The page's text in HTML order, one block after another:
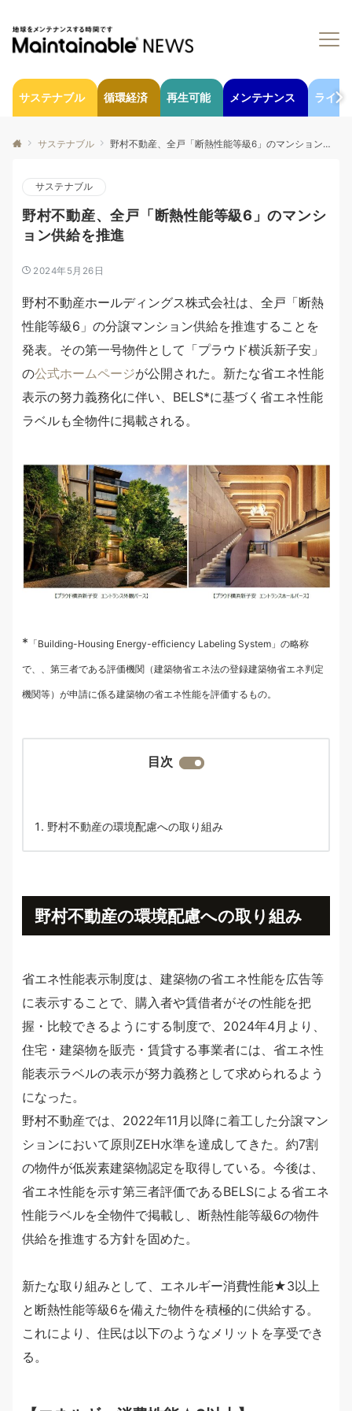
サステナブル 循環経済 再生可能 メンテナンス ライフ
サステナブル 野村不動産、全戸「断熱性能等級6」のマンション供給を推進
サステナブル
野村不動産、全戸「断熱性能等級6」のマンシ
ョン供給を推進
2024年5月26日
野村不動産ホールディングス株式会社は、全戸「断熱
性能等級6」の分譲マンション供給を推進することを
発表。その第一号物件として「プラウド横浜新子安」
の公式ホームページが公開された。新たな省エネ性能
表示の努力義務化に伴い、BELS*に基づく省エネ性能
ラベルも全物件に掲載される。
* 「Building-Housing Energy-efficiency Labeling System」の略称
で、、第三者である評価機関（建築物省エネ法の登録建築物省エネ判定
機関等）が申請に係る建築物の省エネ性能を評価するもの。
目次
野村不動産の環境配慮への取り組み
野村不動産の環境配慮への取り組み
省エネ性能表示制度は、建築物の省エネ性能を広告等
に表示することで、購入者や賃借者がその性能を把
握・比較できるようにする制度で、2024年4月より、
住宅・建築物を販売・賃貸する事業者には、省エネ性
能表示ラベルの表示が努力義務として求められるよう
になった。
野村不動産では、2022年11月以降に着工した分譲マン
ションにおいて原則ZEH水準を達成してきた。約7割
の物件が低炭素建築物認定を取得している。今後は、
省エネ性能を示す第三者評価であるBELSによる省エネ
性能ラベルを全物件で掲載し、断熱性能等級6の物件
供給を推進する方針を固めた。
新たな取り組みとして、エネルギー消費性能★3以上
と断熱性能等級6を備えた物件を積極的に供給する。
これにより、住民は以下のようなメリットを享受でき
る。